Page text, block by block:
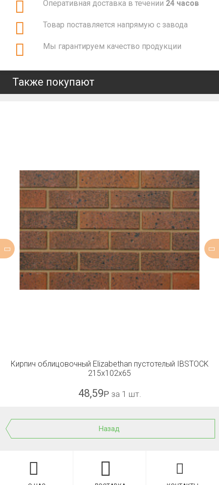
Оперативная доставка в течении 24 часов
Товар поставляется напрямую с завода
Мы гарантируем качество продукции
Также покупают
Кирпич облицовочный Elizabethan пустотелый IBSTOCK
215x102x65
48,59Р за 1 шт.
Назад